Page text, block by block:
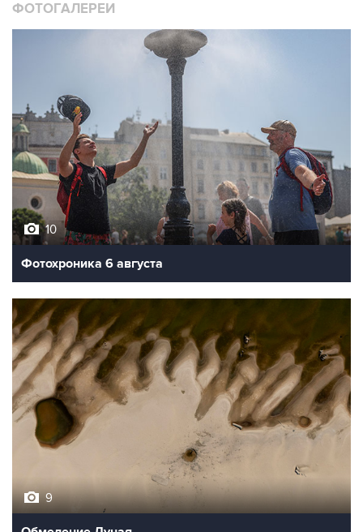
ФОТОГАЛЕРЕИ
10
Фотохроника 6 августа
9